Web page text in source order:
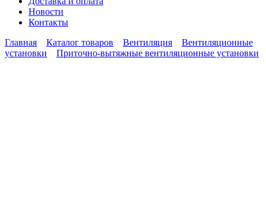
Новости
Контакты
Главная
Каталог товаров Вентиляция
Вентиляционные
установки
Приточно-вытяжные вентиляционные установки